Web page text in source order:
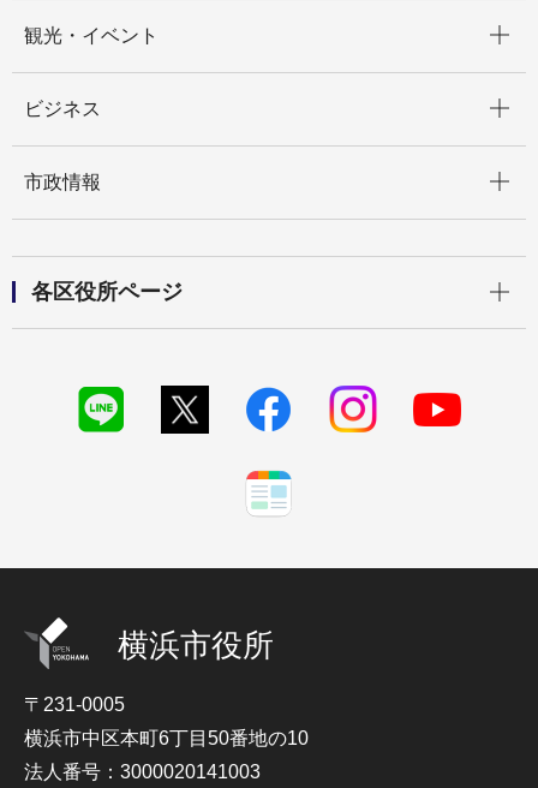
観光・イベント
ビジネス
市政情報
各区役所ページ
横浜市役所
〒231-0005
横浜市中区本町6丁目50番地の10
法人番号：3000020141003